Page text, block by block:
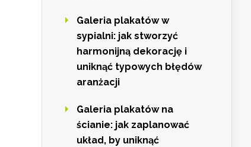
Galeria plakatów w
sypialni: jak stworzyć
harmonijną dekorację i
uniknąć typowych błędów
aranżacji
Galeria plakatów na
ścianie: jak zaplanować
układ, by uniknąć